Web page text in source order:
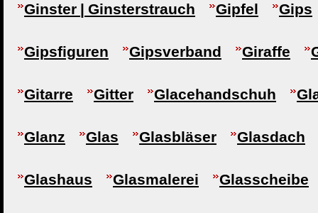
Ginster | Ginsterstrauch Gipfel Gips
Gipsfiguren Gipsverband Giraffe
Gitarre Gitter Glacehandschuh
Glanz Glas Glasbläser Glasdach
Glashaus Glasmalerei Glasscheibe